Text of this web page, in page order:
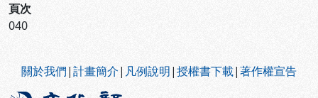
頁次
040
關於我們|計畫簡介| 凡例說明|授權書下載|著作權宣告